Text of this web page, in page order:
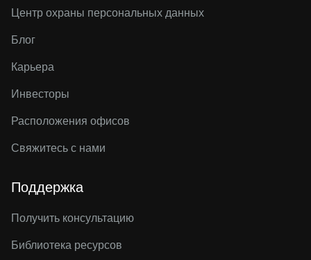
Центр охраны персональных данных
Блог
Карьера
Инвесторы
Расположения офисов
Свяжитесь с нами
Поддержка
Получить консультацию
Библиотека ресурсов